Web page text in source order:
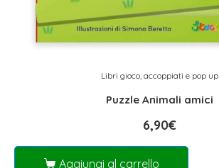
Libri gioco, accoppiati e pop up
Puzzle Animali amici
6,90€
Aggiungi al carrello